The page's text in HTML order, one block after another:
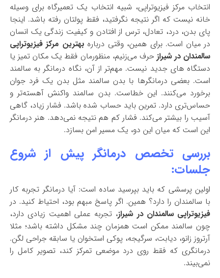
انتخاب مرکز فیزیوتراپی، شبیه انتخاب یک تعمیرگاه برای وسیله
خانه نیست که اگر نتیجه نگرفتید، فقط پولتان رفته باشد. اینجا
پای بدن، درد، تعادل، ترس از افتادن و کیفیت زندگی یک انسان
در میان است. برای همین، وقتی درباره بهترین مرکز فیزیوتراپی
سالمندان در شیراز حرف می‌زنیم، منظورمان فقط یک مکان تمیز یا
دستگاه های جدید نیست. مهم‌تر از آن، نگاه درمانگر به سالمند
است. بعضی درمانگرها با بدن سالمند مثل بدن یک فرد جوان
برخورد می‌کنند. این خطاست. بدن سالمند واکنش آهسته‌تر و
حساس‌تری دارد. تمرین باید حساب شده باشد. فشار زیاد، گاهی
آسیب را بیشتر می‌کند. فشار کم هم نتیجه نمی‌دهد. هنر درمانگر
این است که میان این دو، یک مسیر امن بسازد.
بررسی تخصص درمانگر پیش از شروع
جلسات:
اولین پرسشی که باید بپرسید ساده است: آیا درمانگر تجربه کار
با سالمندان را دارد؟ همین. اگر پاسخ مبهم بود، احتیاط کنید. در
فیزیوتراپی سالمندان در شیراز، تجربه عملی اهمیت زیادی دارد،
چون سالمند ممکن است همزمان چند مشکل داشته باشد؛ مثلا
آرتروز زانو، دیابت، سرگیجه، پوکی استخوان یا سابقه جراحی لگن.
درمانگری که فقط روی درد موضعی تمرکز کند، تصویر کامل را
نمی‌بیند.